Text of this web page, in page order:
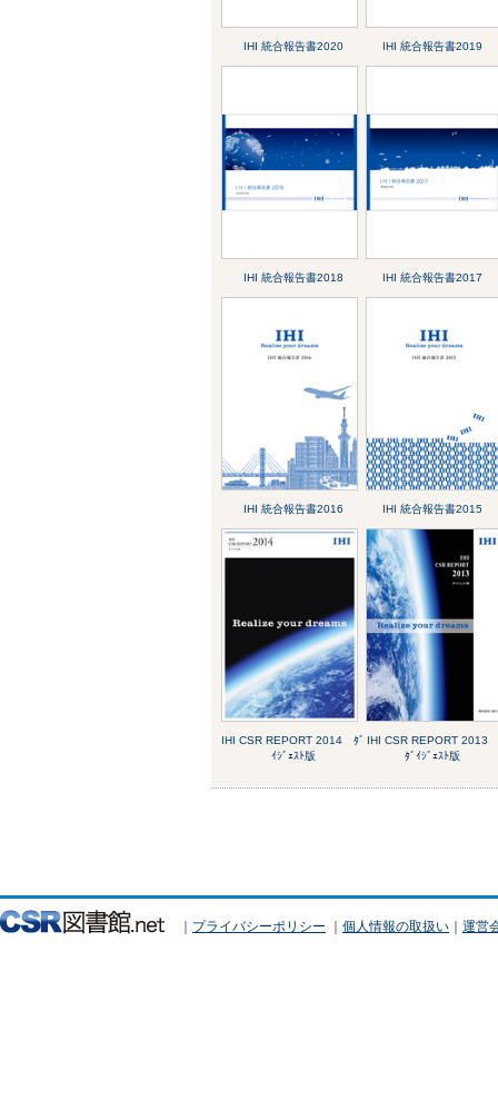
IHI 統合報告書2020 IHI 統合報告書2019
IHI 統合報告書2018 IHI 統合報告書2017
IHI 統合報告書2016 IHI 統合報告書2015
IHI CSR REPORT 2014 ﾀﾞ
ｲｼﾞｪｽﾄ版
IHI CSR REPORT 2013
ﾀﾞｲｼﾞｪｽﾄ版
｜ プライバシーポリシー ｜ 個人情報の取扱い ｜ 運営